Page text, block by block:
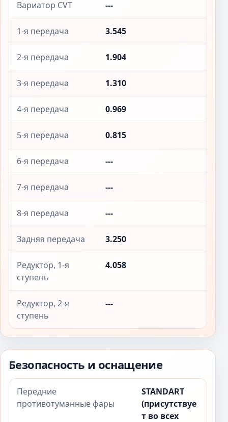
Вариатор CVT ---
1-я передача 3.545
2-я передача 1.904
3-я передача 1.310
4-я передача 0.969
5-я передача 0.815
6-я передача ---
7-я передача ---
8-я передача ---
Задняя передача 3.250
Редуктор, 1-я
ступень
4.058
Редуктор, 2-я
ступень
---
Безопасность и оснащение
Передние
противотуманные фары
STANDART
(присутствуе
т во всех